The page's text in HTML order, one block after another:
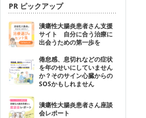
PR ピックアップ
潰瘍性大腸炎患者さん支援
サイト 自分に合う治療に
出会うための第一歩を
倦怠感、息切れなどの症状
を年のせいにしていません
か？そのサイン心臓からの
SOSかもしれません
潰瘍性大腸炎患者さん座談
会レポート